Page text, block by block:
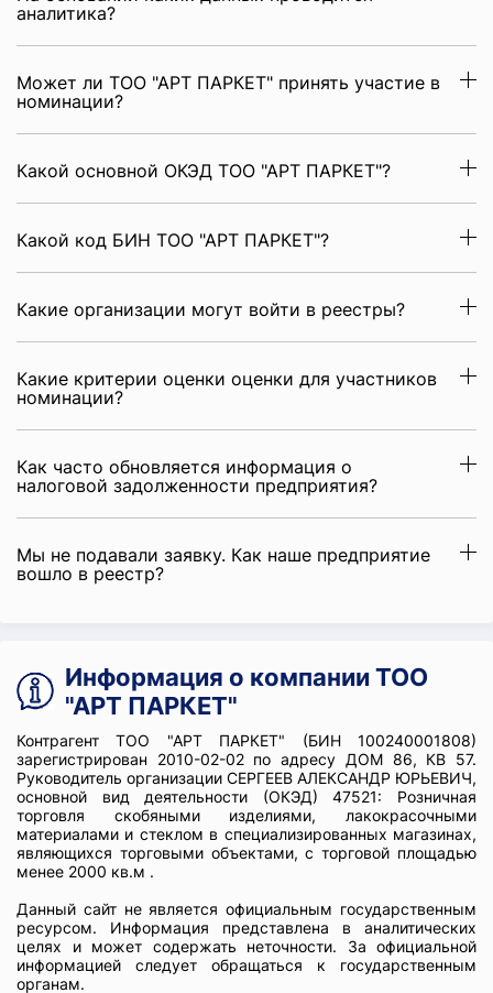
аналитика?
Может ли ТОО "АРТ ПАРКЕТ" принять участие в
номинации?
Какой основной ОКЭД ТОО "АРТ ПАРКЕТ"?
Какой код БИН ТОО "АРТ ПАРКЕТ"?
Какие организации могут войти в реестры?
Какие критерии оценки оценки для участников
номинации?
Как часто обновляется информация о
налоговой задолженности предприятия?
Мы не подавали заявку. Как наше предприятие
вошло в реестр?
Информация о компании ТОО
"АРТ ПАРКЕТ"
Контрагент ТОО "АРТ ПАРКЕТ" (БИН 100240001808)
зарегистрирован 2010-02-02 по адресу ДОМ 86, КВ 57.
Руководитель организации СЕРГЕЕВ АЛЕКСАНДР ЮРЬЕВИЧ,
основной вид деятельности (ОКЭД) 47521: Розничная
торговля скобяными изделиями, лакокрасочными
материалами и стеклом в специализированных магазинах,
являющихся торговыми объектами, с торговой площадью
менее 2000 кв.м .
Данный сайт не является официальным государственным
ресурсом. Информация представлена в аналитических
целях и может содержать неточности. За официальной
информацией следует обращаться к государственным
органам.